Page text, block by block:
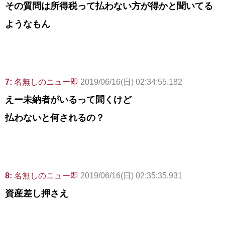
その質問は所得税って払わない方が得かと聞いてる
ようなもん
7: 名無しのニュー即 2019/06/16(日) 02:34:55.182
えー未納者がいるって聞くけど
払わないと何されるの？
8: 名無しのニュー即 2019/06/16(日) 02:35:35.931
資産差し押さえ